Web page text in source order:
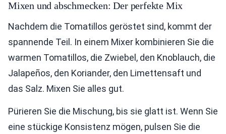
Mixen und abschmecken: Der perfekte Mix
Nachdem die Tomatillos geröstet sind, kommt der
spannende Teil. In einem Mixer kombinieren Sie die
warmen Tomatillos, die Zwiebel, den Knoblauch, die
Jalapeños, den Koriander, den Limettensaft und
das Salz. Mixen Sie alles gut.
Pürieren Sie die Mischung, bis sie glatt ist. Wenn Sie
eine stückige Konsistenz mögen, pulsen Sie die